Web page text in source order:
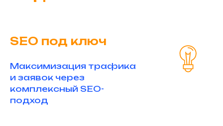
SEO под ключ
Максимизация трафика
и заявок через
комплексный SEO-
подход